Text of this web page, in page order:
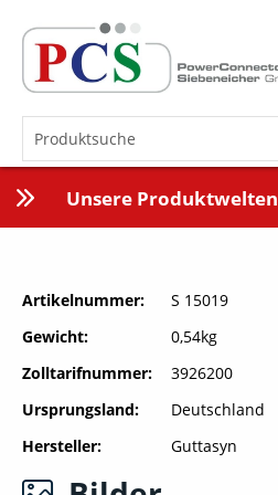
Unsere Produktwelten
Artikelnummer
S 15019
Gewicht
0,54kg
Zolltarifnummer
3926200
Ursprungsland
Deutschland
Hersteller
Guttasyn